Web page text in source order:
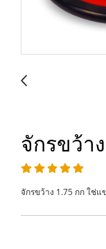
จักรขว้าง
จักรขว้าง 1.75 กก ใช่แ